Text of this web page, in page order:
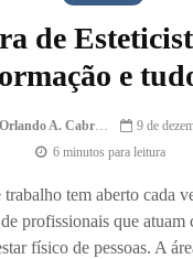
de
e
Prof. Ms. Orlando A. Cabrera
9 de
6 minutos para leitura
tem aberto cada
profissionais que atuam
físico de pessoas. A